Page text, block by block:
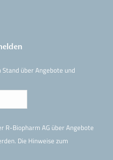
über Angebote und
R-Biopharm AG über Angebote
Die Hinweisezum